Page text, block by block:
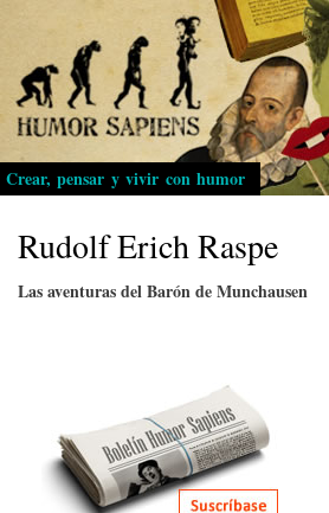
Pasar
al
contenido
principal
Crear, pensar y vivir con humor
Rudolf Erich Raspe
Las aventuras del Barón de Munchausen